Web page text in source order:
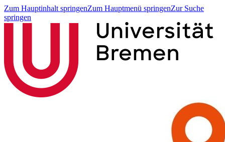
Zum Hauptinhalt springenZum Hauptmenü springenZur Suche
springen